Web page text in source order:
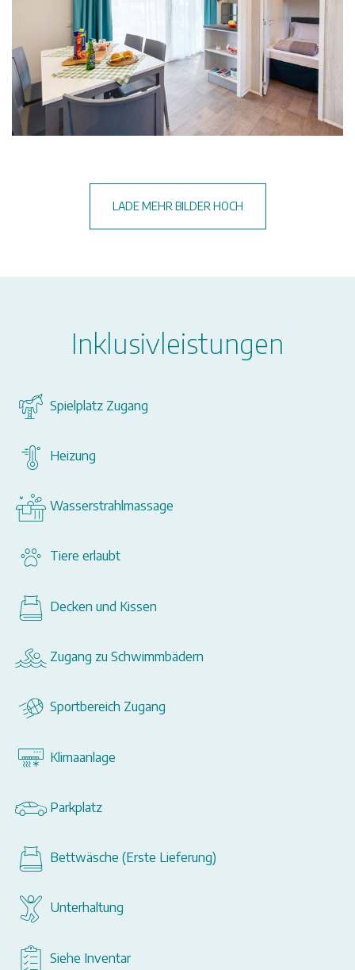
LADE MEHR BILDER HOCH
Inklusivleistungen
Spielplatz Zugang
Heizung
Wasserstrahlmassage
Tiere erlaubt
Decken und Kissen
Zugang zu Schwimmbädern
Sportbereich Zugang
Klimaanlage
Parkplatz
Bettwäsche (Erste Lieferung)
Unterhaltung
Siehe Inventar